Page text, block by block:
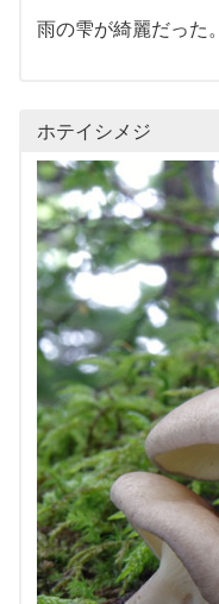
雨の雫が綺麗だった。
ホテイシメジ